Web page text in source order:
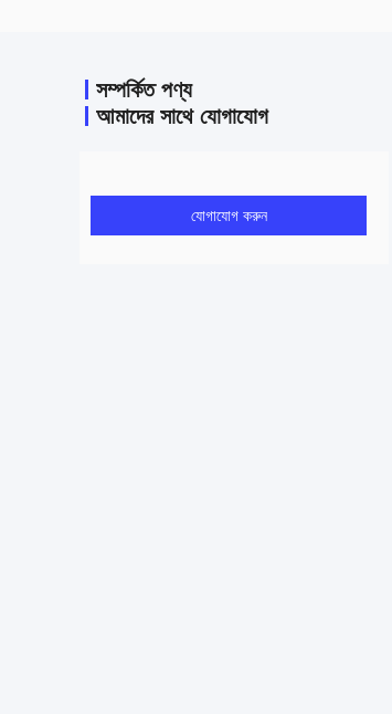
সম্পর্কিত পণ্য
আমাদের সাথে যোগাযোগ
যোগাযোগ করুন